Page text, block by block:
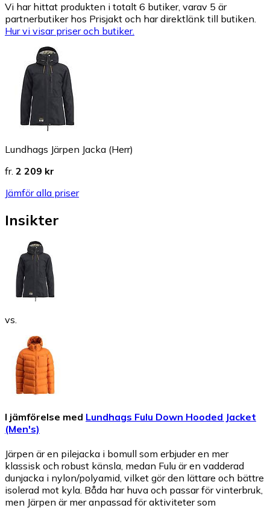
Vi har hittat produkten i totalt 6 butiker, varav 5 är
partnerbutiker hos Prisjakt och har direktlänk till butiken.
Hur vi visar priser och butiker.
Lundhags Järpen Jacka (Herr)
fr. 2 209 kr
Jämför alla priser
Insikter
vs.
I jämförelse med Lundhags Fulu Down Hooded Jacket
(Men's)
Järpen är en pilejacka i bomull som erbjuder en mer
klassisk och robust känsla, medan Fulu är en vadderad
dunjacka i nylon/polyamid, vilket gör den lättare och bättre
isolerad mot kyla. Båda har huva och passar för vinterbruk,
men Järpen är mer anpassad för aktiviteter som